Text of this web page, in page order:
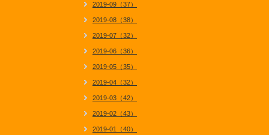
2019-09（37）
2019-08（38）
2019-07（32）
2019-06（36）
2019-05（35）
2019-04（32）
2019-03（42）
2019-02（43）
2019-01（40）